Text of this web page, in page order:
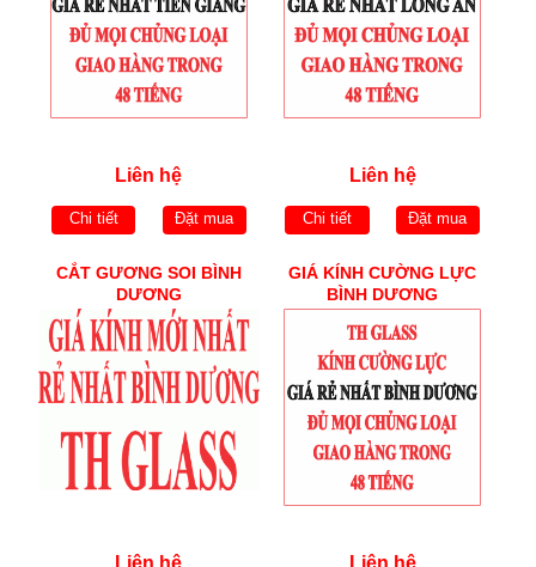
Liên hệ
Chi tiết Đặt mua
Liên hệ
Chi tiết Đặt mua
CẮT GƯƠNG SOI BÌNH
DƯƠNG
GIÁ KÍNH CƯỜNG LỰC
BÌNH DƯƠNG